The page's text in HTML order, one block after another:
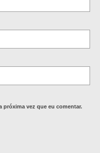
próxima vez que eu comentar.